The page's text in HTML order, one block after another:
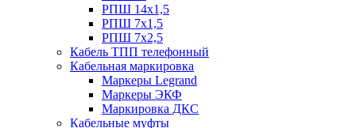
РПШ 14х1,5
РПШ 7х1,5
РПШ 7х2,5
Кабель ТПП телефонный
Кабельная маркировка
Маркеры Legrand
Маркеры ЭКФ
Маркировка ДКС
Кабельные муфты